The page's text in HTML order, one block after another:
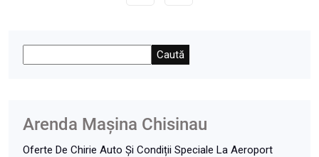
Caută
Arenda Maşina Chisinau
Oferte De Chirie Auto Și Condiții Speciale La Aeroport